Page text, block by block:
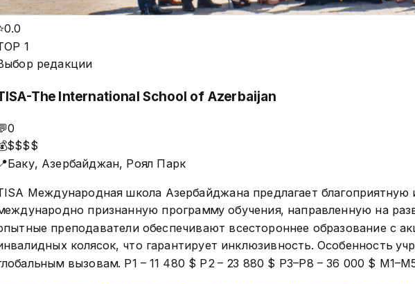
0.0
1
редакции
The International School of Azerbaijan
0
$$$$
Баку, Азербайджан, Роял Парк
Международная школа Азербайджана предлагает
признанную программу обучения, направленную на
преподаватели обеспечивают всестороннее образование с
колясок, что гарантирует инклюзивность. Особенность
вызовам. P1 – 11 480 $ P2 – 23 880 $ P3–P8 – 36 000 $